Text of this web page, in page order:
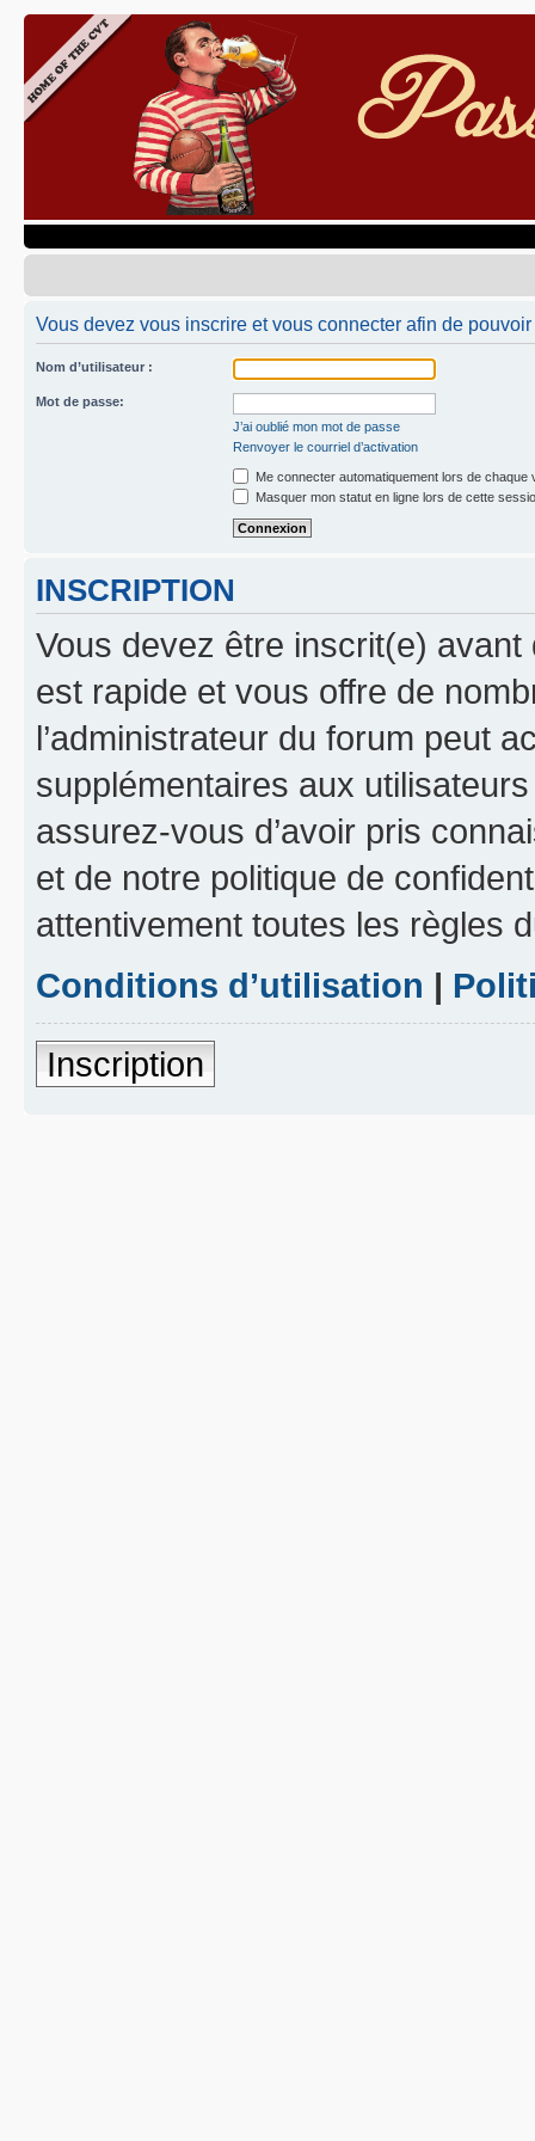
Vous devez vous inscrire et vous connecter afin de
Nom d’utilisateur :
Mot de passe:
J’ai oublié mon mot de passe
Renvoyer le courriel d’activation
Me connecter automatiquement lors de chaque
Masquer mon statut en ligne lors de cette
INSCRIPTION
Vous devez être inscrit(e) avant
est rapide et vous offre de
l’administrateur du forum peut
supplémentaires aux
assurez-vous d’avoir pris
et de notre politique de
attentivement toutes les règles
Conditions d’utilisation |
Inscription